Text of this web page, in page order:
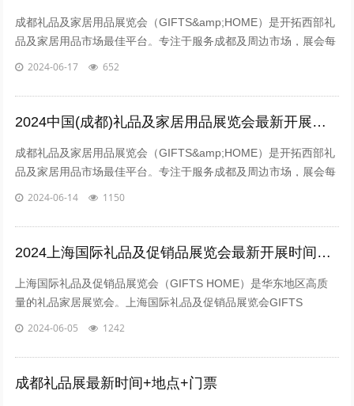
成都礼品及家居用品展览会（GIFTS&amp;HOME）是开拓西部礼
品及家居用品市场最佳平台。专注于服务成都及周边市场，展会每
年吸引众多专业买家前来采购各种商务礼品、促销礼品、旅游休闲
2024-06-17 652
2024中国(成都)礼品及家居用品展览会最新开展时间、地点、门票
成都礼品及家居用品展览会（GIFTS&amp;HOME）是开拓西部礼
品及家居用品市场最佳平台。专注于服务成都及周边市场，展会每
年吸引众多专业买家前来采购各种商务礼品、促销礼品、旅游休闲
2024-06-14 1150
2024上海国际礼品及促销品展览会最新开展时间地点+展会介绍+门票
上海国际礼品及促销品展览会（GIFTS HOME）是华东地区高质
量的礼品家居展览会。上海国际礼品及促销品展览会GIFTS
HOME由励展展览集团举办，让您直面目标客户，持续开拓新市
2024-06-05 1242
成都礼品展最新时间+地点+门票